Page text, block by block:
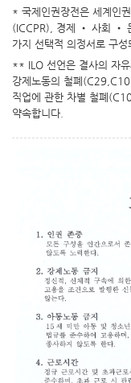
* 국제인권장전은 세계인
(ICCPR), 경제 • 사회 •
가지 선택적 의정서로 구성
** ILO 선언은 결사의 자
강제노동의 철폐
직업에 관한 차별 철폐
약속합니다.